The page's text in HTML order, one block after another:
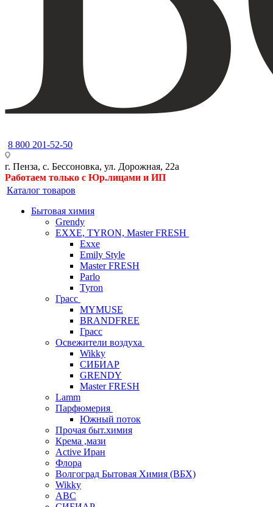
8 800 201-52-50
г. Пенза, с. Бессоновка, ул. Дорожная, 22а
Работаем только с Юр.лицами и ИП
Каталог товаров
Бытовая химия
Grendy
EXXE, TYRON, Master FRESH
Exxe
Emily Style
Master FRESH
Parlo
Tyron
Грасс
MYMUSE
BRANDFREE
Грасс
Освежители воздуха
Wikky
СИБИАР
GRENDY
Master FRESH
Lamm
Парфюмерия
Южный поток
Прочая быт.химия
Крема ,мази
Аctive Иран
Флора
Волгоград Бытовая Химия (ВБХ)
Wikky
АВС